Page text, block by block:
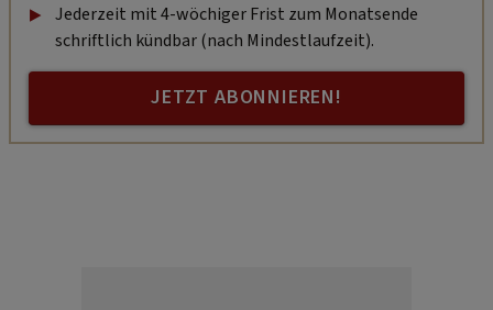
Jederzeit mit 4-wöchiger Frist zum Monatsende
schriftlich kündbar (nach Mindestlaufzeit).
JETZT ABONNIEREN!